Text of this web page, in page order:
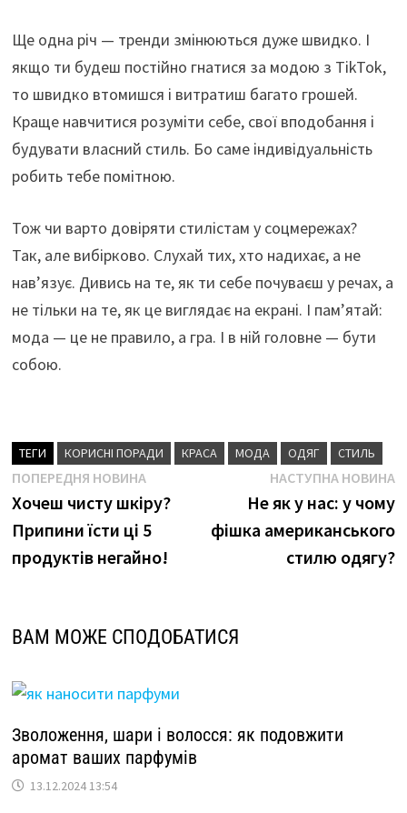
Ще одна річ — тренди змінюються дуже швидко. І
якщо ти будеш постійно гнатися за модою з TikTok,
то швидко втомишся і витратиш багато грошей.
Краще навчитися розуміти себе, свої вподобання і
будувати власний стиль. Бо саме індивідуальність
робить тебе помітною.
Тож чи варто довіряти стилістам у соцмережах?
Так, але вибірково. Слухай тих, хто надихає, а не
нав’язує. Дивись на те, як ти себе почуваєш у речах, а
не тільки на те, як це виглядає на екрані. І пам’ятай:
мода — це не правило, а гра. І в ній головне — бути
собою.
ТЕГИ КОРИСНІ ПОРАДИ КРАСА МОДА ОДЯГ СТИЛЬ
Навігація
записів
ПОПЕРЕДНЯ НОВИНАПопередня
новина
Хочеш чисту шкіру?
Припини їсти ці 5
продуктів негайно!
НАСТУПНА НОВИНА
Не як у нас: у чому
фішка американського
стилю одягу?
ВАМ МОЖЕ СПОДОБАТИСЯ
Зволоження, шари і волосся: як подовжити
аромат ваших парфумів
13.12.2024 13:54